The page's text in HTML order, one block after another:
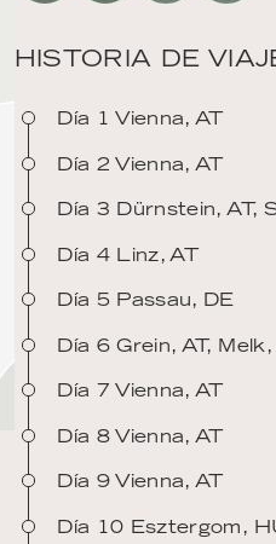
HISTORIA DE
Día 1 Vienna, AT
Día 2 Vienna, AT
Día 3 Dürnstein, AT,
Día 4 Linz, AT
Día 5 Passau, DE
Día 6 Grein, AT, Melk,
Día 7 Vienna, AT
Día 8 Vienna, AT
Día 9 Vienna, AT
Día 10 Esztergom,